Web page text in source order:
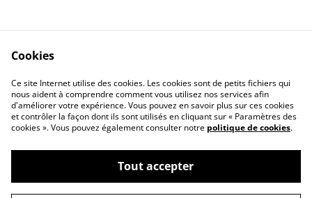
Contactez-moi
Conditions
Politique de
confidentialité
Politique de cookies
Cookies
Ce site Internet utilise des cookies. Les cookies sont de petits fichiers qui
nous aident à comprendre comment vous utilisez nos services afin
d'améliorer votre expérience. Vous pouvez en savoir plus sur ces cookies
et contrôler la façon dont ils sont utilisés en cliquant sur « Paramètres des
cookies ». Vous pouvez également consulter notre politique de cookies.
Tout accepter